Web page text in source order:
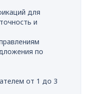
для
и
по
от 1 до 3